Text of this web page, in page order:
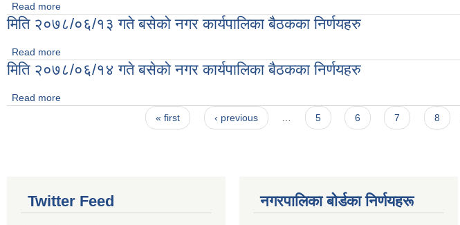
Read more
मिति २०७८/०६/१३ गते बसेको नगर कार्यपालिका बैठकका निर्णयहरु
Read more
मिति २०७८/०६/१४ गते बसेको नगर कार्यपालिका बैठकका निर्णयहरु
Read more
« first ‹ previous 5 6 7 8
Twitter Feed नगरपालिका बाेर्डका निर्णयहरू